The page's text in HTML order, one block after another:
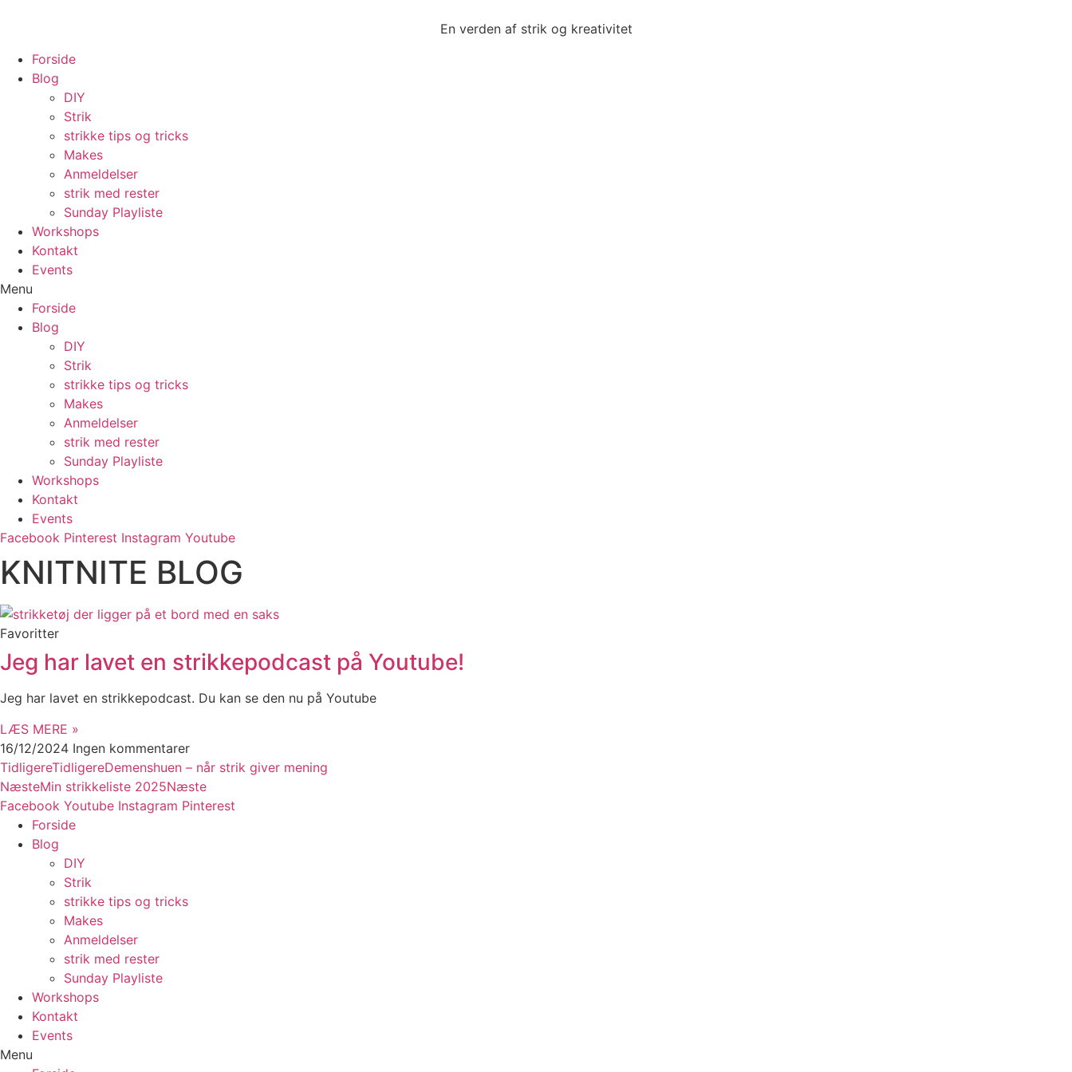
En verden af strik og kreativitet
Forside
Blog
DIY
Strik
strikke tips og tricks
Makes
Anmeldelser
strik med rester
Sunday Playliste
Workshops
Kontakt
Events
Menu
Forside
Blog
DIY
Strik
strikke tips og tricks
Makes
Anmeldelser
strik med rester
Sunday Playliste
Workshops
Kontakt
Events
Facebook Pinterest Instagram Youtube
KNITNITE BLOG
Favoritter
Jeg har lavet en strikkepodcast på Youtube!
Jeg har lavet en strikkepodcast. Du kan se den nu på Youtube
LÆS MERE »
16/12/2024 Ingen kommentarer
TidligereTidligereDemenshuen – når strik giver mening
NæsteMin strikkeliste 2025Næste
Facebook Youtube Instagram Pinterest
Forside
Blog
DIY
Strik
strikke tips og tricks
Makes
Anmeldelser
strik med rester
Sunday Playliste
Workshops
Kontakt
Events
Menu